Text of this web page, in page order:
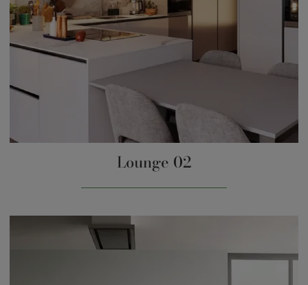
Lounge 02